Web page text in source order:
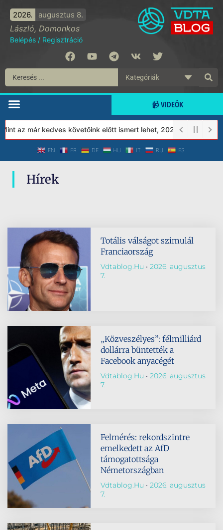
2026. augusztus 8.
László, Domonkos
Belépés / Regisztráció
📹 VIDEÓK
az már kedves követőink előtt ismert lehet, 2023-tól a Védett
EN FR DE HU IT RU ES
Hírek
Totális válságot szimulál
Franciaország
Vdtablog.hu
2026. augusztus
7.
„Közveszélyes”: félmilliárd
dollárra büntették a
Facebook anyacégét
Vdtablog.hu
2026. augusztus
7.
Felmérés: rekordszintre
emelkedett az AfD
támogatottsága
Németországban
Vdtablog.hu
2026. augusztus
7.